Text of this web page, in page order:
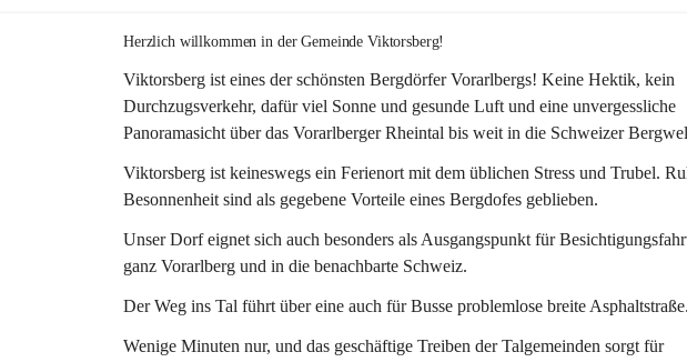
Herzlich willkommen in der Gemeinde Viktorsberg!
Viktorsberg ist eines der schönsten Bergdörfer Vorarlbergs! Keine Hektik, kein
Durchzugsverkehr, dafür viel Sonne und gesunde Luft und eine unvergessliche
Panoramasicht über das Vorarlberger Rheintal bis weit in die Schweizer
Viktorsberg ist keineswegs ein Ferienort mit dem üblichen Stress und Trubel.
Besonnenheit sind als gegebene Vorteile eines Bergdofes geblieben.
Unser Dorf eignet sich auch besonders als Ausgangspunkt für
ganz Vorarlberg und in die benachbarte Schweiz.
Der Weg ins Tal führt über eine auch für Busse problemlose breite
Wenige Minuten nur, und das geschäftige Treiben der Talgemeinden sorgt für